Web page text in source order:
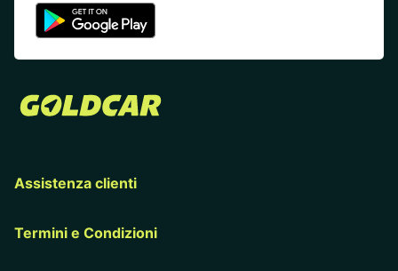
Assistenza clienti
Termini e Condizioni